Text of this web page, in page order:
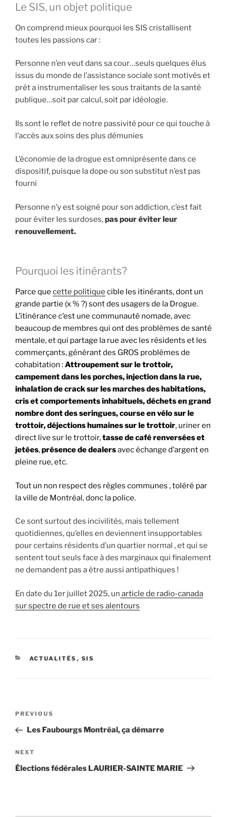
Le SIS, un objet politique
On comprend mieux pourquoi les SIS cristallisent
toutes les passions car :
Personne n’en veut dans sa cour…seuls quelques élus
issus du monde de l’assistance sociale sont motivés et
prêt a instrumentaliser les sous traitants de la santé
publique…soit par calcul, soit par idéologie.
Ils sont le reflet de notre passivité pour ce qui touche à
l’accès aux soins des plus démunies
L’économie de la drogue est omniprésente dans ce
dispositif, puisque la dope ou son substitut n’est pas
fourni
Personne n’y est soigné pour son addiction, c’est fait
pour éviter les surdoses,pas pour éviter leur
renouvellement.
Pourquoi les itinérants?
Parce que cette politique cible les itinérants, dont un
grande partie (x % ?) sont des usagers de la Drogue.
L’itinérance c’est une communauté nomade, avec
beaucoup de membres qui ont des problèmes de santé
mentale, et qui partage la rue avec les résidents et les
commerçants, générant des GROS problèmes de
cohabitation :Attroupement sur le trottoir,
campement dans les porches, injection dans la rue,
inhalation de crack sur les marches des habitations,
cris et comportements inhabituels, déchets en grand
nombre dont des seringues, course en vélo sur le
trottoir, déjections humaines sur le trottoir, uriner en
direct live sur le trottoir,tasse de café renversées et
jetées,présence de dealersavec échange d’argent en
pleine rue, etc.
Tout un non respect des règles communes , toléré par
la ville de Montréal, donc la police.
Ce sont surtout des incivilités, mais tellement
quotidiennes, qu’elles en deviennent insupportables
pour certains résidents d’un quartier normal , et qui se
sentent tout seuls face à des marginaux qui finalement
ne demandent pas a être aussi antipathiques !
En date du 1er juillet 2025, un article de radio-canada
sur spectre de rue et ses alentours
CATEGORIES
ACTUALITÉS , SIS
Previous
Post
PREVIOUS
Les Faubourgs Montréal, ça démarre
Next
Post
NEXT
Élections fédérales LAURIER-SAINTE MARIE